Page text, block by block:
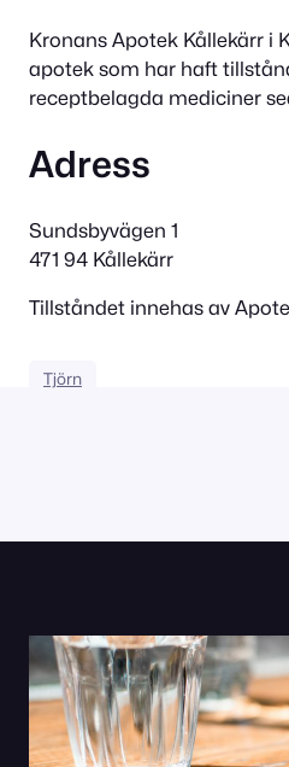
Kronans Apotek Kållekärr i
apotek som har haft
receptbelagda mediciner
Adress
Sundsbyvägen 1
471 94 Kållekärr
Tillståndet innehas av
Tjörn